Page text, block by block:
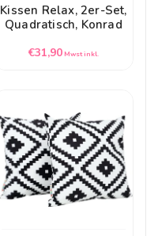
Kissen Relax, 2er-Set,
Quadratisch, Konrad
Normaler
€31,90 Mwst inkl.